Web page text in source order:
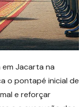
em Jacarta na
o pontapé inicial de
e reforçar